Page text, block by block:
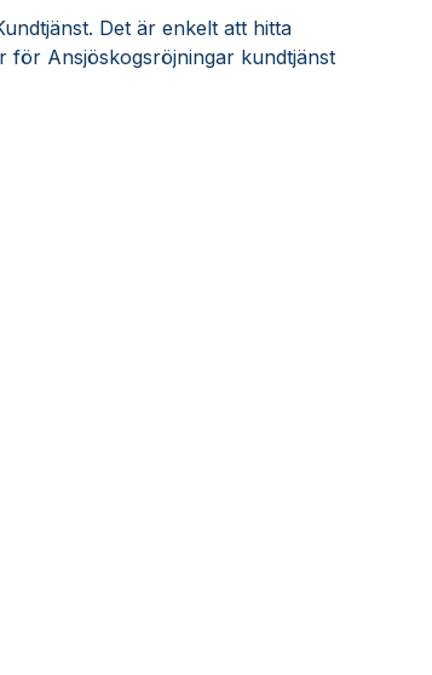
Det är enkelt att hitta
för Ansjöskogsröjningar kundtjänst